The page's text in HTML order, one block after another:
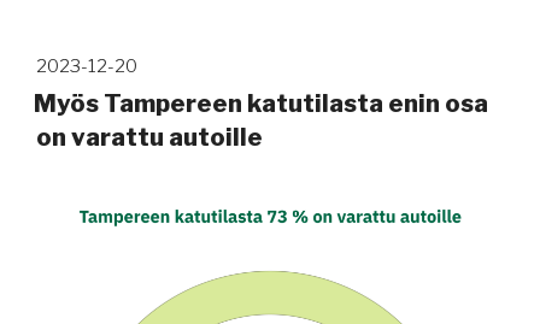
Julkaistu
2023-12-20
Myös Tampereen katutilasta enin osa
on varattu autoille